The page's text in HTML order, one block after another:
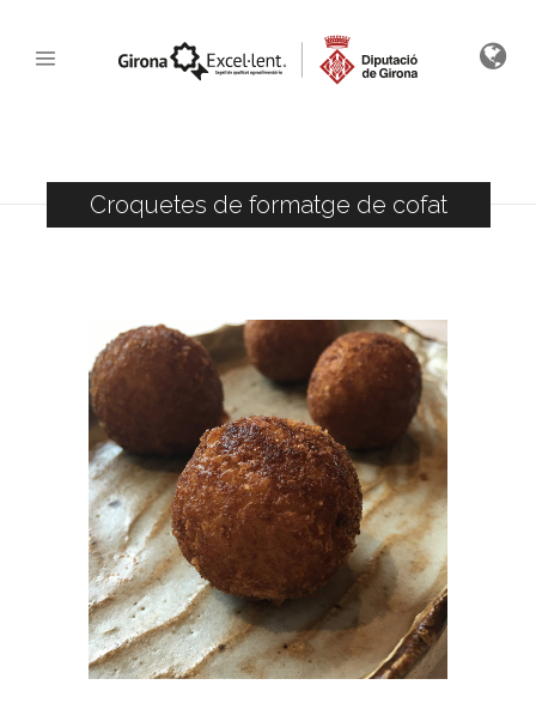
Croquetes de formatge de cofat